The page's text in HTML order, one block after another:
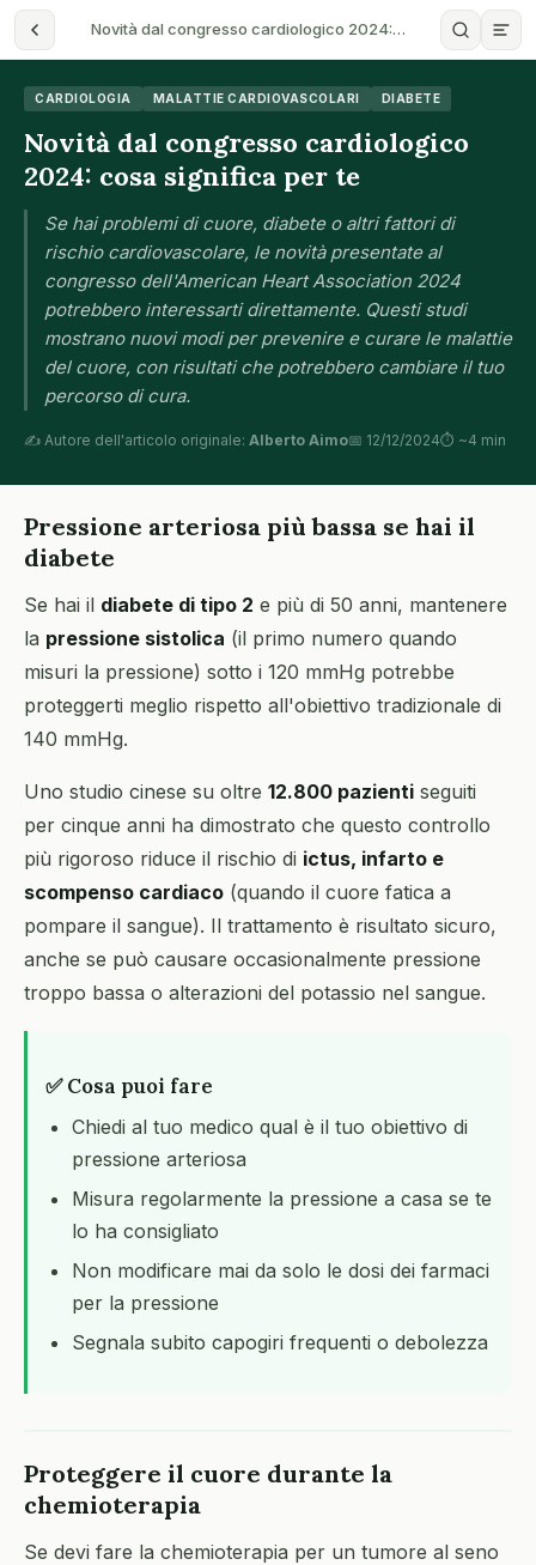
Novità dal congresso cardiologico 2024:…
CARDIOLOGIA MALATTIE CARDIOVASCOLARI DIABETE
Novità dal congresso cardiologico
2024: cosa significa per te
Se hai problemi di cuore, diabete o altri fattori di
rischio cardiovascolare, le novità presentate al
congresso dell'American Heart Association 2024
potrebbero interessarti direttamente. Questi studi
mostrano nuovi modi per prevenire e curare le malattie
del cuore, con risultati che potrebbero cambiare il tuo
percorso di cura.
✍️ Autore dell'articolo originale: Alberto Aimo📅 12/12/2024⏱ ~4 min
Pressione arteriosa più bassa se hai il
diabete
Se hai il diabete di tipo 2 e più di 50 anni, mantenere
la pressione sistolica (il primo numero quando
misuri la pressione) sotto i 120 mmHg potrebbe
proteggerti meglio rispetto all'obiettivo tradizionale di
140 mmHg.
Uno studio cinese su oltre 12.800 pazienti seguiti
per cinque anni ha dimostrato che questo controllo
più rigoroso riduce il rischio di ictus, infarto e
scompenso cardiaco (quando il cuore fatica a
pompare il sangue). Il trattamento è risultato sicuro,
anche se può causare occasionalmente pressione
troppo bassa o alterazioni del potassio nel sangue.
✅ Cosa puoi fare
Chiedi al tuo medico qual è il tuo obiettivo di
pressione arteriosa
Misura regolarmente la pressione a casa se te
lo ha consigliato
Non modificare mai da solo le dosi dei farmaci
per la pressione
Segnala subito capogiri frequenti o debolezza
Proteggere il cuore durante la
chemioterapia
Se devi fare la chemioterapia per un tumore al seno